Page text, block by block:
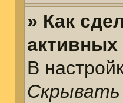
» Как
активных
В
Скрывать